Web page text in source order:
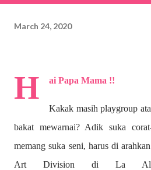
March 24, 2020
H ai Papa Mama !!
Kakak masih playgroup
bakat mewarnai? Adik suka
memang suka seni, harus di
Art Division di La